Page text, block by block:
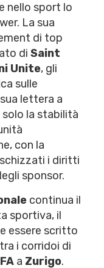
nello sport lo
La sua
di top
di Saint
Unite, gli
sulle
lettera a
solo la stabilità
con la
i diritti
sponsor.
continua il
sportiva, il
essere scritto
i corridoi di
a Zurigo.